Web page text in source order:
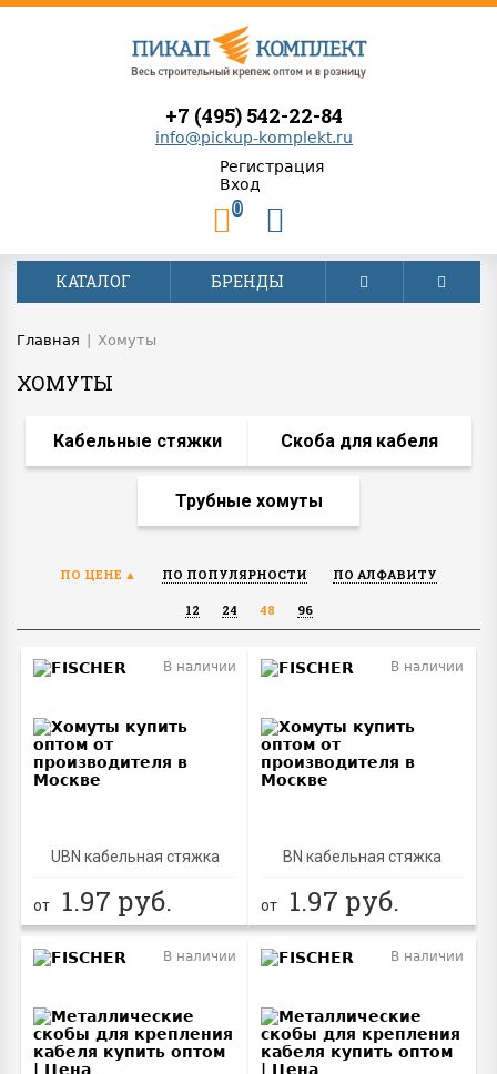
+7 (495) 542-22-84
info@pickup-komplekt.ru
Регистрация
Вход
0
КАТАЛОГ БРЕНДЫ
Главная Хомуты
ХОМУТЫ
Кабельные стяжки Скоба для кабеля
Трубные хомуты
ПО ЦЕНЕ ПО ПОПУЛЯРНОСТИ ПО АЛФАВИТУ
12 24 48 96
UBN кабельная стяжка
В наличии
от 1.97 руб.
BN кабельная стяжка
В наличии
от 1.97 руб.
В наличии В наличии